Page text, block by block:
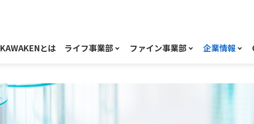
KAWAKENとは ライフ事業部 ファイン事業部 企業情報